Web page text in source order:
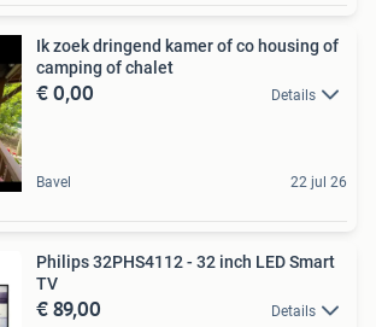
Ik zoek dringend kamer of co housing of
camping of chalet
€ 0,00 Details
Bavel 22 jul 26
Philips 32PHS4112 - 32 inch LED Smart
TV
€ 89,00 Details